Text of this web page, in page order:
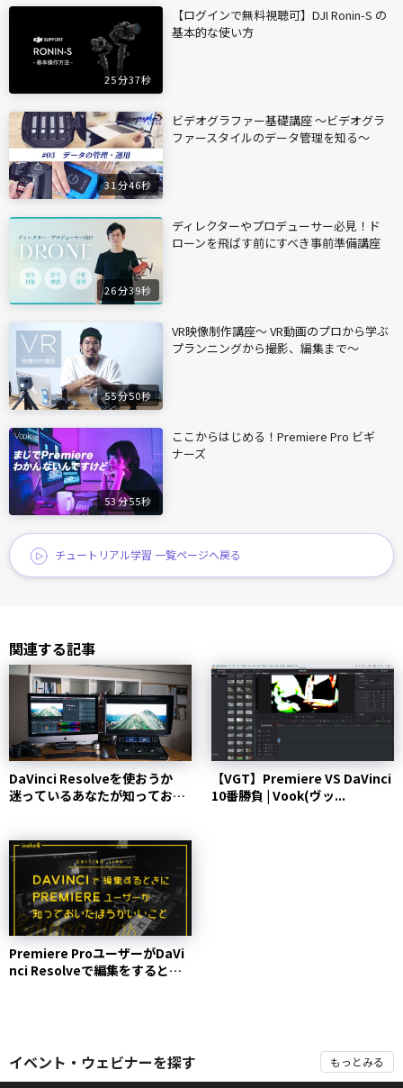
25分37秒
【ログインで無料視聴可】DJI Ronin-S の
基本的な使い方
31分46秒
ビデオグラファー基礎講座 〜ビデオグラ
ファースタイルのデータ管理を知る〜
26分39秒
ディレクターやプロデューサー必見！ド
ローンを飛ばす前にすべき事前準備講座
55分50秒
VR映像制作講座〜 VR動画のプロから学ぶ
プランニングから撮影、編集まで〜
53分55秒
ここからはじめる！Premiere Pro ビギ
ナーズ
チュートリアル学習 一覧ページへ戻る
関連する記事
DaVinci Resolveを使おうか
迷っているあなたが知っておき
【VGT】Premiere VS DaVinci
10番勝負 | Vook(ヴッ...
Premiere ProユーザーがDaVi
nci Resolveで編集をすると
イベント・ウェビナーを探す もっとみる